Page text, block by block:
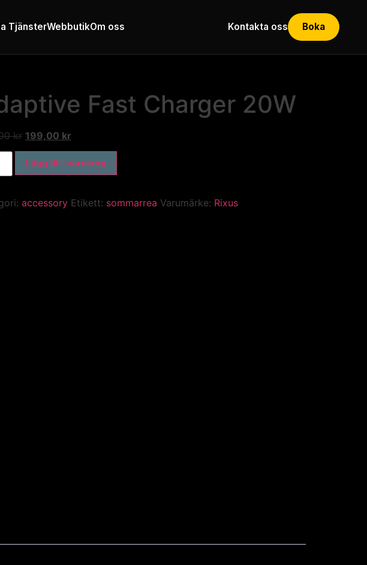
TjänsterWebbutikOm oss Kontakta oss Boka
Fast Charger 20W
kr 199,00 kr
Lägg till i varukorg
accessory Etikett: sommarrea Varumärke: Rixus